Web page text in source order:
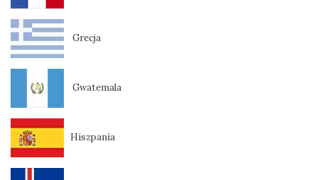
Grecja
Gwatemala
Hiszpania